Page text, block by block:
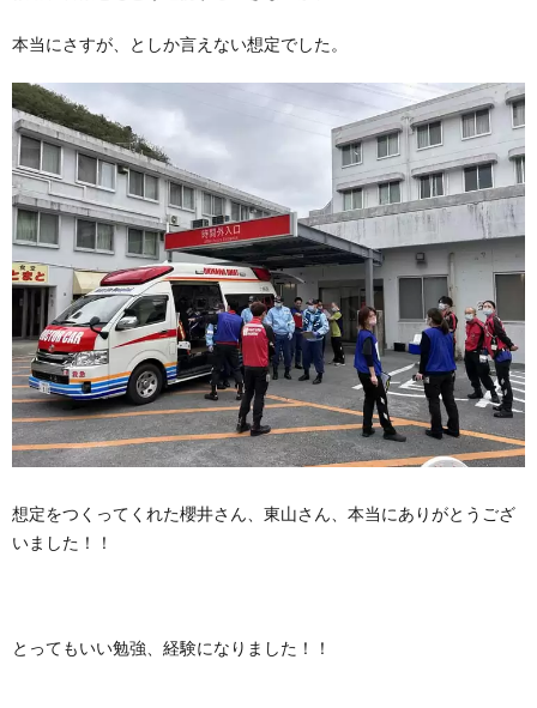
本当にさすが、としか言えない想定でした。
想定をつくってくれた櫻井さん、東山さん、本当にありがとうござ
いました！！
とってもいい勉強、経験になりました！！